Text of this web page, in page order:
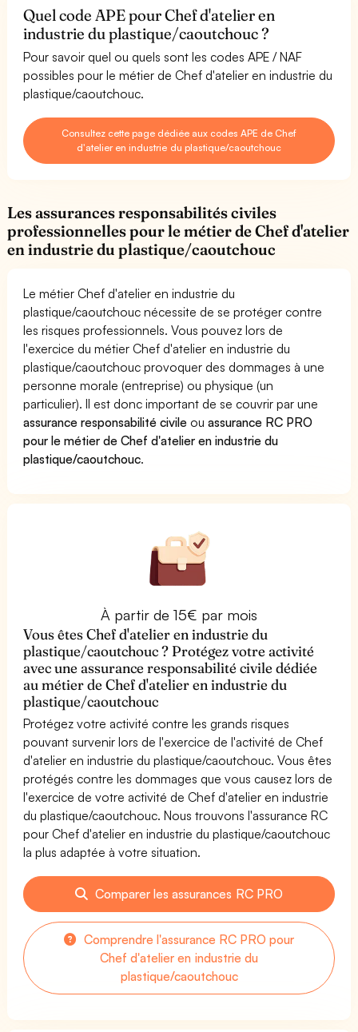
Quel code APE pour Chef d'atelier en
industrie du plastique/caoutchouc ?
Pour savoir quel ou quels sont les codes APE / NAF
possibles pour le métier de Chef d'atelier en industrie du
plastique/caoutchouc.
Consultez cette page dédiée aux codes APE de Chef
d'atelier en industrie du plastique/caoutchouc
Les assurances responsabilités civiles
professionnelles pour le métier de Chef d'atelier
en industrie du plastique/caoutchouc
Le métier Chef d'atelier en industrie du
plastique/caoutchouc nécessite de se protéger contre
les risques professionnels. Vous pouvez lors de
l'exercice du métier Chef d'atelier en industrie du
plastique/caoutchouc provoquer des dommages à une
personne morale (entreprise) ou physique (un
particulier). Il est donc important de se couvrir par une
assurance responsabilité civile ouassurance RC PRO
pour le métier de Chef d'atelier en industrie du
plastique/caoutchouc.
À partir de 15€ par mois
Vous êtes Chef d'atelier en industrie du
plastique/caoutchouc ? Protégez votre activité
avec une assurance responsabilité civile dédiée
au métier de Chef d'atelier en industrie du
plastique/caoutchouc
Protégez votre activité contre les grands risques
pouvant survenir lors de l'exercice de l'activité de Chef
d'atelier en industrie du plastique/caoutchouc. Vous êtes
protégés contre les dommages que vous causez lors de
l'exercice de votre activité de Chef d'atelier en industrie
du plastique/caoutchouc. Nous trouvons l'assurance RC
pour Chef d'atelier en industrie du plastique/caoutchouc
la plus adaptée à votre situation.
Comparer les assurances RC PRO
Comprendre l'assurance RC PRO pour
Chef d'atelier en industrie du
plastique/caoutchouc